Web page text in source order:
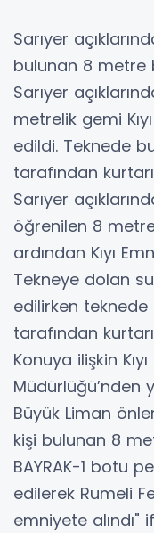
Sarıyer
bulunan 8 metre
Sarıyer
metrelik gemi
edildi. Teknede
tarafından
Sarıyer
öğrenilen 8
ardından Kıyı
Tekneye dolan
edilirken
tarafından
Konuya ilişkin
Müdürlüğü’nden
Büyük Liman
kişi bulunan 8
BAYRAK-1 botu
edilerek Rumeli
emniyete alındı"